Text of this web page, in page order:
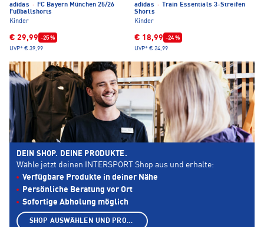
adidas ·
FC Bayern München 25/26
Fußballshorts
Kinder
€ 29,99 -25 %
UVP* € 39,99
adidas ·
Train Essentials 3-Streifen
Shorts
Kinder
€ 18,99 -24 %
UVP* € 24,99
DEIN SHOP. DEINE PRODUKTE.
Wähle jetzt deinen INTERSPORT Shop aus und erhalte:
Verfügbare Produkte in deiner Nähe
Persönliche Beratung vor Ort
Sofortige Abholung möglich
SHOP AUSWÄHLEN UND PRODUKTE ANZEIGEN